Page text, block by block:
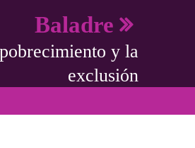
Baladre
y la
exclusión